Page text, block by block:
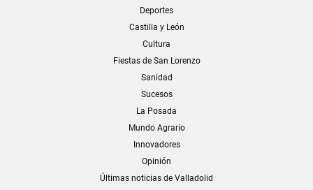
Deportes
Castilla y León
Cultura
Fiestas de San Lorenzo
Sanidad
Sucesos
La Posada
Mundo Agrario
Innovadores
Opinión
Últimas noticias de Valladolid